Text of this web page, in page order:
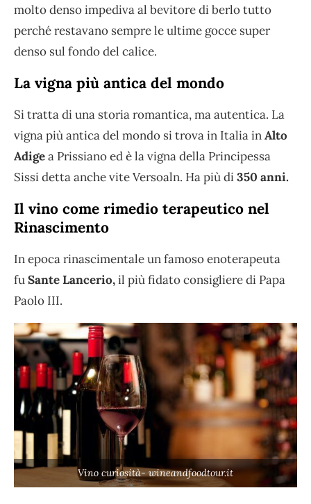
molto denso impediva al bevitore di berlo tutto
perché restavano sempre le ultime gocce super
denso sul fondo del calice.
La vigna più antica del mondo
Si tratta di una storia romantica, ma autentica. La
vigna più antica del mondo si trova in Italia inAlto
Adigea Prissiano ed è la vigna della Principessa
Sissi detta anche vite Versoaln. Ha più di350 anni.
Il vino come rimedio terapeutico nel
Rinascimento
In epoca rinascimentale un famoso enoterapeuta
fuSante Lancerio,il più fidato consigliere di Papa
Paolo III.
Vino curiosità- wineandfoodtour.it